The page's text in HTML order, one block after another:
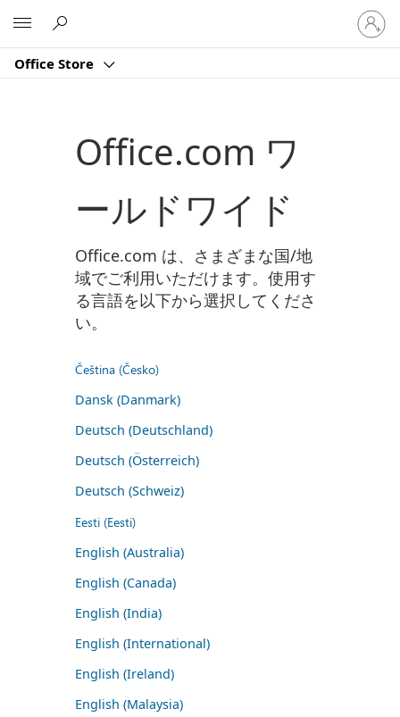
Office Store
ア
カ
ウ
Office.com ワ
ールドワイド
Office.com は、さまざまな国/地
域でご利用いただけます。使用す
る言語を以下から選択してくださ
い。
Čeština (Česko)
Dansk (Danmark)
Deutsch (Deutschland)
Deutsch (Österreich)
Deutsch (Schweiz)
Eesti (Eesti)
English (Australia)
English (Canada)
English (India)
English (International)
English (Ireland)
English (Malaysia)